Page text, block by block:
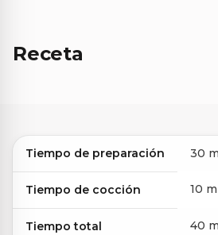
Receta
Tiempo de preparación 30
Tiempo de cocción 10
Tiempo total 40